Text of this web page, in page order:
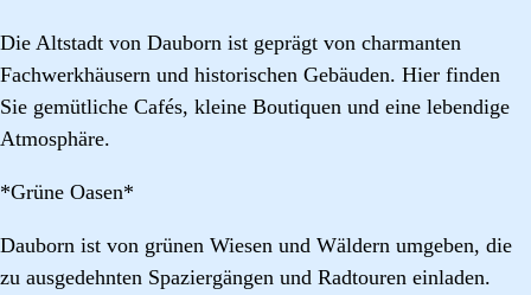
Die Altstadt von Dauborn ist geprägt von charmanten
Fachwerkhäusern und historischen Gebäuden. Hier finden
Sie gemütliche Cafés, kleine Boutiquen und eine lebendige
Atmosphäre.
*Grüne Oasen*
Dauborn ist von grünen Wiesen und Wäldern umgeben, die
zu ausgedehnten Spaziergängen und Radtouren einladen.